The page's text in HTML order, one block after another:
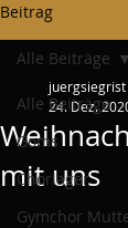
Beitrag
Alle Beiträge
Goms
Chorlager
Gymchor
Alle Beiträge
mit uns
juergsiegrist
24. Dez.